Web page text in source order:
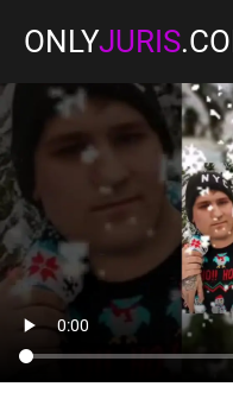
ONLYJURIS